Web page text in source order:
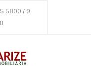
5800 / 9